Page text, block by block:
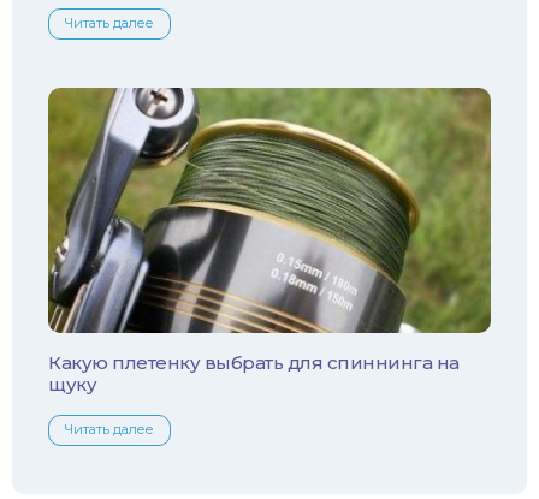
Хариус
Чехонь
Читать далее
Какую плетенку выбрать для спиннинга на
щуку
Читать далее